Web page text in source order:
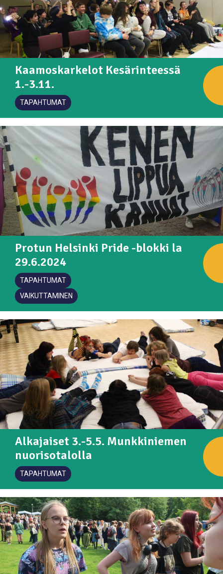
Kaamoskarkelot Kesärinteessä
1.-3.11.
TAPAHTUMAT
Protun Helsinki Pride -blokki la
29.6.2024
TAPAHTUMAT
VAIKUTTAMINEN
Alkajaiset 3.-5.5. Munkkiniemen
nuorisotalolla
TAPAHTUMAT